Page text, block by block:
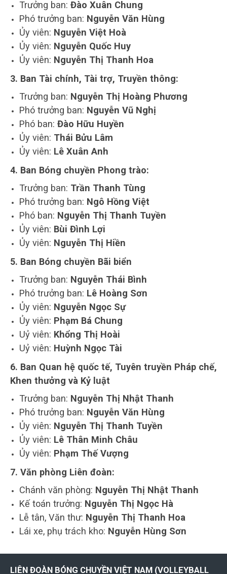
Trưởng ban: Đào Xuân Chung
Phó trưởng ban: Nguyễn Văn Hùng
Ủy viên: Nguyễn Việt Hoà
Ủy viên: Nguyễn Quốc Huy
Ủy viên: Nguyễn Thị Thanh Hoa
3. Ban Tài chính, Tài trợ, Truyền thông:
Trưởng ban: Nguyễn Thị Hoàng Phương
Phó trưởng ban: Nguyễn Vũ Nghị
Phó ban: Đào Hữu Huyền
Ủy viên: Thái Bửu Lâm
Ủy viên: Lê Xuân Anh
4. Ban Bóng chuyền Phong trào:
Trưởng ban: Trần Thanh Tùng
Phó trưởng ban: Ngô Hồng Việt
Phó ban: Nguyễn Thị Thanh Tuyền
Ủy viên: Bùi Đình Lợi
Ủy viên: Nguyễn Thị Hiền
5. Ban Bóng chuyền Bãi biển
Trưởng ban: Nguyễn Thái Bình
Phó trưởng ban: Lê Hoàng Sơn
Ủy viên: Nguyễn Ngọc Sự
Ủy viên: Phạm Bá Chung
Uỷ viên: Khổng Thị Hoài
Uỷ viên: Huỳnh Ngọc Tài
6. Ban Quan hệ quốc tế, Tuyên truyền Pháp chế,
Khen thưởng và Kỷ luật
Trưởng ban: Nguyễn Thị Nhật Thanh
Phó trưởng ban: Nguyễn Văn Hùng
Ủy viên: Nguyễn Thị Thanh Tuyền
Ủy viên: Lê Thân Minh Châu
Ủy viên: Phạm Thế Vượng
7. Văn phòng Liên đoàn:
Chánh văn phòng: Nguyễn Thị Nhật Thanh
Kế toán trưởng: Nguyễn Thị Ngọc Hà
Lễ tân, Văn thư: Nguyễn Thị Thanh Hoa
Lái xe, phụ trách kho: Nguyễn Hùng Sơn
LIÊN ĐOÀN BÓNG CHUYỀN VIỆT NAM (VOLLEYBALL